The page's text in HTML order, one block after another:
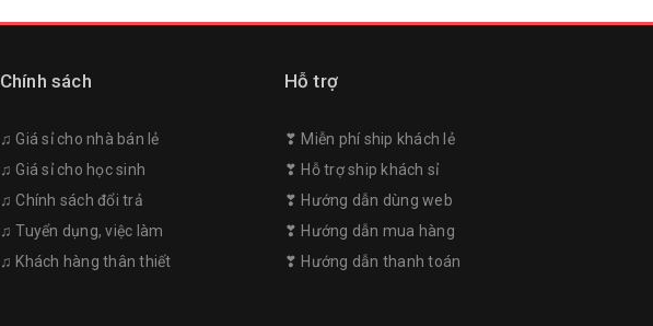
Chính sách
♫ Giá sỉ cho nhà bán lẻ
♫ Giá sỉ cho học sinh
♫ Chính sách đổi trả
♫ Tuyển dụng, việc làm
♫ Khách hàng thân thiết
Hỗ trợ
❣︎ Miễn phí ship khách lẻ
❣︎ Hỗ trợ ship khách sỉ
❣︎ Hướng dẫn dùng web
❣︎ Hướng dẫn mua hàng
❣︎ Hướng dẫn thanh toán